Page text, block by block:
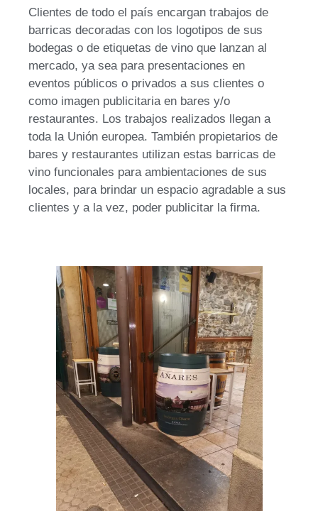
Clientes de todo el país encargan trabajos de
barricas decoradas con los logotipos de sus
bodegas o de etiquetas de vino que lanzan al
mercado, ya sea para presentaciones en
eventos públicos o privados a sus clientes o
como imagen publicitaria en bares y/o
restaurantes. Los trabajos realizados llegan a
toda la Unión europea. También propietarios de
bares y restaurantes utilizan estas barricas de
vino funcionales para ambientaciones de sus
locales, para brindar un espacio agradable a sus
clientes y a la vez, poder publicitar la firma.